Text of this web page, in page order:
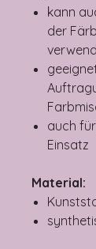
kann
der
auch
Einsatz
Material: